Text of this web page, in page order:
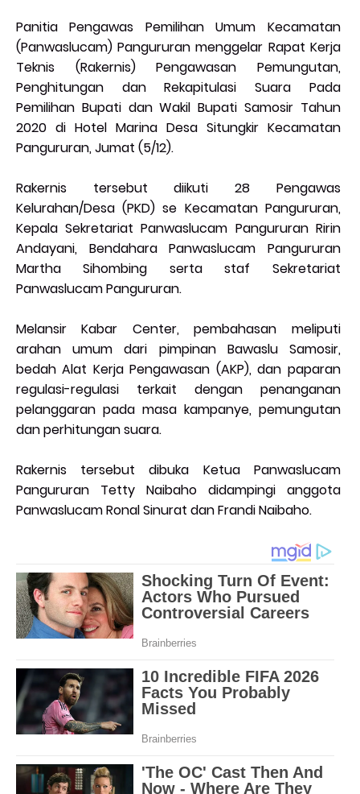
Panitia Pengawas Pemilihan Umum Kecamatan
(Panwaslucam) Pangururan menggelar Rapat Kerja
Teknis (Rakernis) Pengawasan Pemungutan,
Penghitungan dan Rekapitulasi Suara Pada
Pemilihan Bupati dan Wakil Bupati Samosir Tahun
2020 di Hotel Marina Desa Situngkir Kecamatan
Pangururan, Jumat (5/12).
Rakernis tersebut diikuti 28 Pengawas
Kelurahan/Desa (PKD) se Kecamatan Pangururan,
Kepala Sekretariat Panwaslucam Pangururan Ririn
Andayani, Bendahara Panwaslucam Pangururan
Martha Sihombing serta staf Sekretariat
Panwaslucam Pangururan.
Melansir Kabar Center, pembahasan meliputi
arahan umum dari pimpinan Bawaslu Samosir,
bedah Alat Kerja Pengawasan (AKP), dan paparan
regulasi-regulasi terkait dengan penanganan
pelanggaran pada masa kampanye, pemungutan
dan perhitungan suara.
Rakernis tersebut dibuka Ketua Panwaslucam
Pangururan Tetty Naibaho didampingi anggota
Panwaslucam Ronal Sinurat dan Frandi Naibaho.